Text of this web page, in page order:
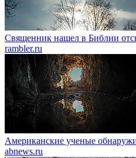
Священник нашел в Библии
rambler.ru
Американские ученые
abnews.ru